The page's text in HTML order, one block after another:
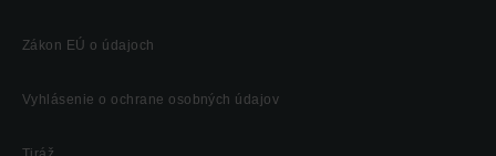
Zákon EÚ o údajoch
Vyhlásenie o ochrane osobných údajov